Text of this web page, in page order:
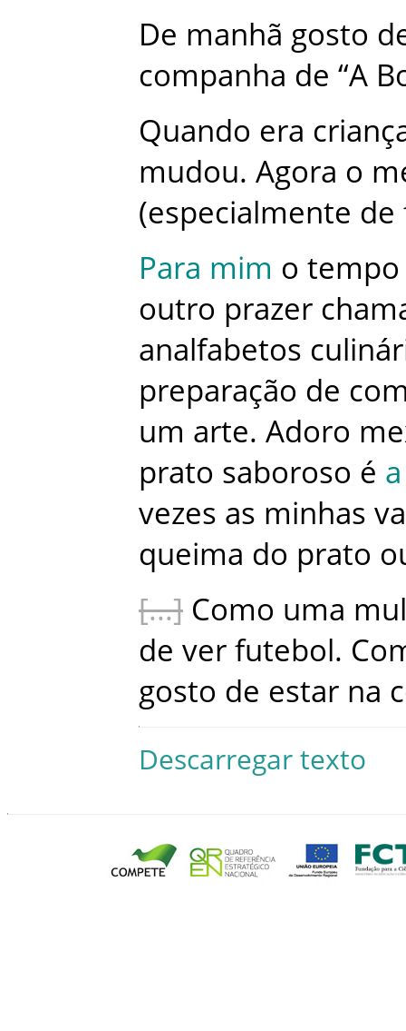
De manhã gosto
companha de “A
Quando era
mudou. Agora o
(especialmente de
Para mim o tempo
outro prazer
analfabetos
preparação de
um arte. Adoro
prato saboroso é a
vezes as minhas
queima do prato
Como uma
de ver futebol.
gosto de estar na
Descarregar texto